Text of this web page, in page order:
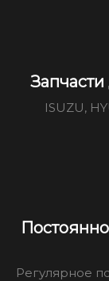
ISUZU,
Регулярное